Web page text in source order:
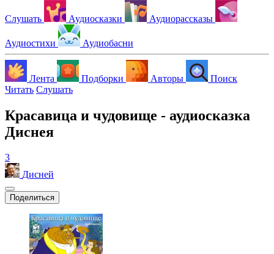
Слушать Аудиосказки Аудиорассказы
Аудиостихи Аудиобасни
Лента Подборки Авторы
Поиск
Читать Слушать
Красавица и чудовище - аудиосказка
Диснея
3
Дисней
Поделиться